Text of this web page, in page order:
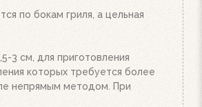
по бокам гриля, а цельная
3 см, для приготовления
которых требуется более
непрямым методом. При